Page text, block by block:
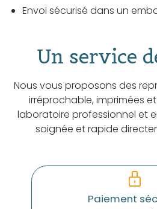
Envoi sécurisé dans un
Un service
Nous vous proposons des
irréprochable, imprimées
laboratoire professionnel et
soignée et rapide
Paiement